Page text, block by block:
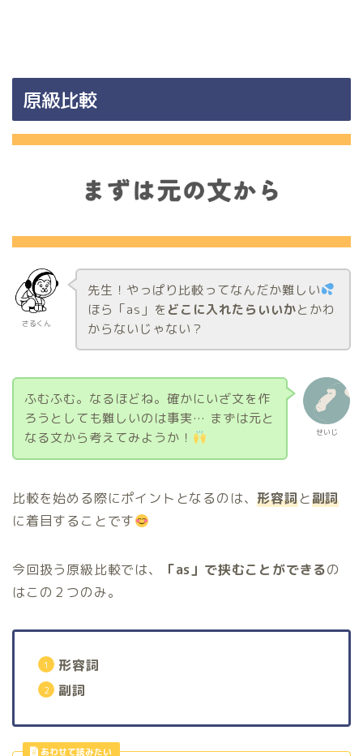
原級比較
さるくん
先生！やっぱり比較ってなんだか難しい
ほら「as」を どこに入れたらいいかとかわ
からないじゃない？
せいじ
ふむふむ。なるほどね。確かにいざ文を作
ろうとしても難しいのは事実… まずは元と
なる文から考えてみようか！
比較を始める際にポイントとなるのは、形容詞と副詞
に着目することです
今回扱う原級比較では、 「as」で挟むことができるの
はこの２つのみ。
形容詞
副詞